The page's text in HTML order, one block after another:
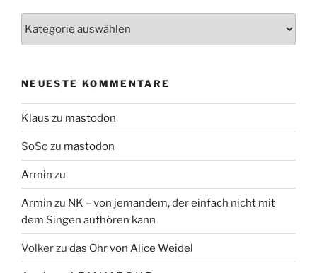
Themen
NEUESTE KOMMENTARE
Klaus zu mastodon
SoSozu mastodon
Armin zu
Armin zu NK – von jemandem, der einfach nicht mit
dem Singen aufhören kann
Volkerzu das Ohr von Alice Weidel